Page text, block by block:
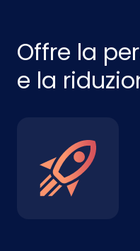
Offre la
e la